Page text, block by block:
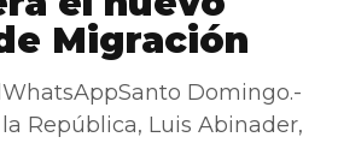
Migración
Domingo.-
República, Luis Abinader,